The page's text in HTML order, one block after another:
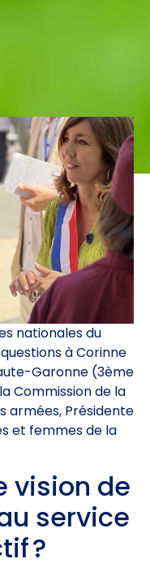
nationales du
à Corinne
Garonne (3ème
Commission de la
armées, Présidente
et femmes de la
vision de
service
?